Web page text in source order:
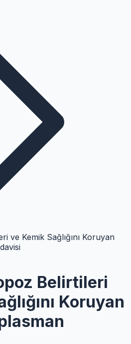
ve Kemik Sağlığını Koruyan
Belirtileri
Koruyan